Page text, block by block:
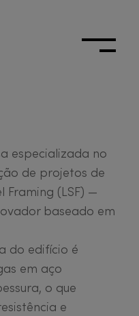
especializada no
de projetos de
Framing (LSF) —
baseado em
do edifício é
em aço
o que
e